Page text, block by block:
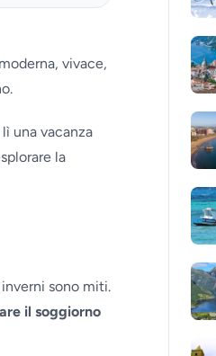
vivace,
una vacanza
la
sono miti.
il soggiorno